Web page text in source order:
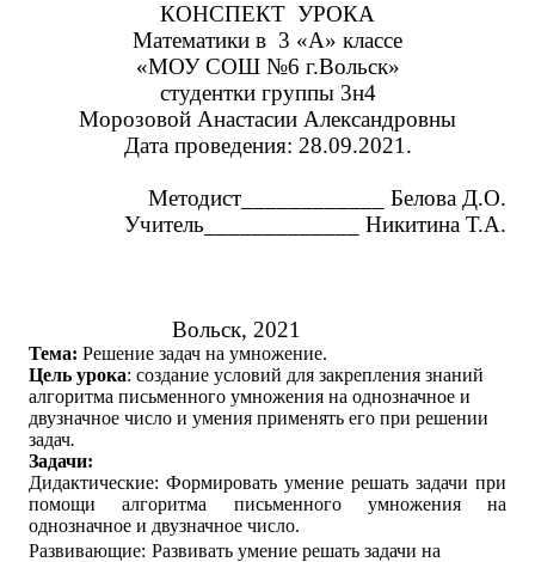
КОНСПЕКТ УРОКА
Математики в 3 «А» классе
«МОУ СОШ №6 г.Вольск»
студентки группы 3н4
Морозовой Анастасии Александровны
Дата проведения: 28.09.2021.
Методист____________ Белова Д.О.
Учитель_____________ Никитина Т.А.
Вольск, 2021
Тема: Решение задач на умножение.
Цель урока: создание условий для закрепления знаний
алгоритма письменного умножения на однозначное и
двузначное число и умения применять его при решении
задач.
Задачи:
Дидактические: Формировать умение решать задачи при
помощи алгоритма письменного умножения на
однозначное и двузначное число.
Развивающие: Развивать умение решать задачи на